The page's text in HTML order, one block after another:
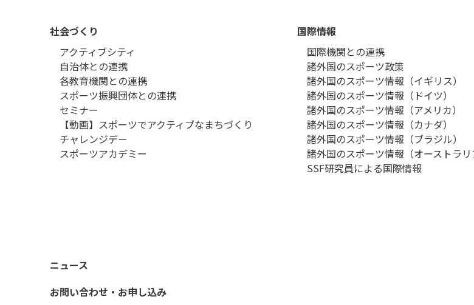
社会づくり
アクティブシティ
自治体との連携
各教育機関との連携
スポーツ振興団体との連携
セミナー
【動画】スポーツでアクティブなまちづくり
チャレンジデー
スポーツアカデミー
国際情報
国際機関との連携
諸外国のスポーツ政策
諸外国のスポーツ情報（イギリス）
諸外国のスポーツ情報（ドイツ）
諸外国のスポーツ情報（アメリカ）
諸外国のスポーツ情報（カナダ）
諸外国のスポーツ情報（ブラジル）
諸外国のスポーツ情報（オーストラリ
SSF研究員による国際情報
ニュース
お問い合わせ・お申し込み